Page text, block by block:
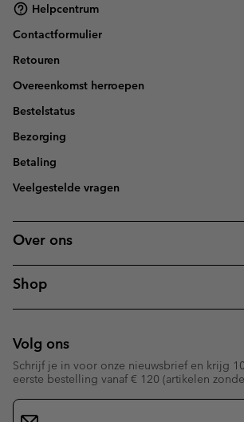
Helpcentrum
Contactformulier
Retouren
Overeenkomst herroepen
Bestelstatus
Bezorging
Betaling
Veelgestelde vragen
Over ons
Shop
Volg ons
Schrijf je in voor onze nieuwsbrief en krijg
eerste bestelling vanaf € 120 (artikelen
Aanmelden